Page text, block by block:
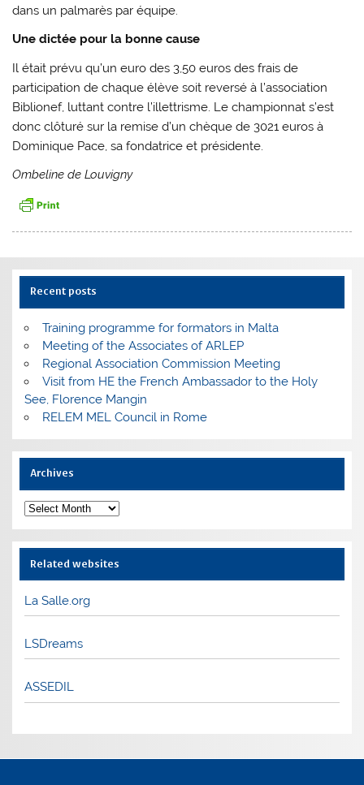
dans un palmarès par équipe.
Une dictée pour la bonne cause
Il était prévu qu’un euro des 3,50 euros des frais de
participation de chaque élève soit reversé à l’association
Biblionef, luttant contre l’illettrisme. Le championnat s’est
donc clôturé sur la remise d’un chèque de 3021 euros à
Dominique Pace, sa fondatrice et présidente.
Ombeline de Louvigny
Recent posts
Training programme for formators in Malta
Meeting of the Associates of ARLEP
Regional Association Commission Meeting
Visit from HE the French Ambassador to the Holy
See, Florence Mangin
RELEM MEL Council in Rome
Archives
Archives
Related websites
La Salle.org
LSDreams
ASSEDIL